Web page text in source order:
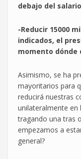
debajo del
-Reducir 15000
indicados, el
momento dónde
Asimismo, se ha
mayoritarios para
reducirá nuestras
unilateralmente en
tragando una tras
empezamos a
general?